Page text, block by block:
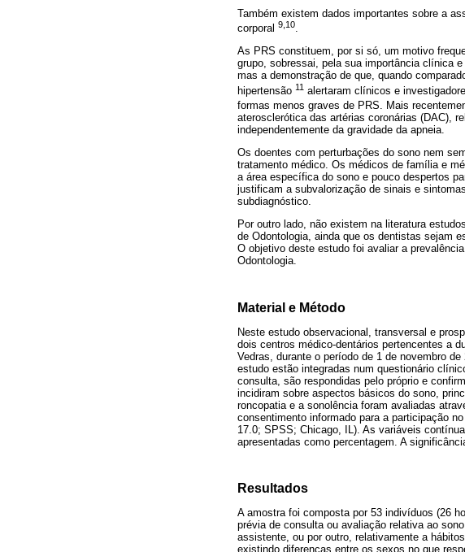
Também existem dados importantes sobre a
corporal 9,10.
As PRS constituem, por si só, um motivo
grupo, sobressai, pela sua importância clínica
mas a demonstração de que, quando
hipertensão 11 alertaram clínicos e
formas menos graves de PRS. Mais
aterosclerótica das artérias coronárias (DAC),
independentemente da gravidade da apneia.
Os doentes com perturbações do sono nem
tratamento médico. Os médicos de família e
a área específica do sono e pouco despertos
justificam a subvalorização de sinais e
subdiagnóstico.
Por outro lado, não existem na literatura
de Odontologia, ainda que os dentistas sejam
O objetivo deste estudo foi avaliar a
Odontologia.
Material e Método
Neste estudo observacional, transversal e
dois centros médico-dentários pertencentes a
Vedras, durante o período de 1 de novembro
estudo estão integradas num questionário
consulta, são respondidas pelo próprio e
incidiram sobre aspectos básicos do sono,
roncopatia e a sonolência foram avaliadas
consentimento informado para a participação
17.0; SPSS; Chicago, IL). As variáveis
apresentadas como percentagem. A
Resultados
A amostra foi composta por 53 indivíduos (26
prévia de consulta ou avaliação relativa ao
assistente, ou por outro, relativamente a
existindo diferenças entre os sexos no que